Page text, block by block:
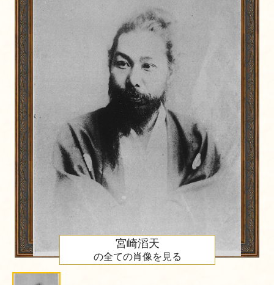
宮崎滔天
の全ての肖像を見る